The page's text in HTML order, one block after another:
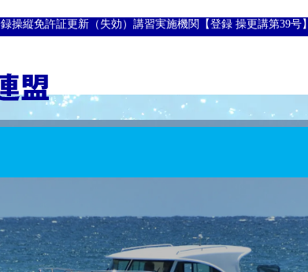
操縦免許証更新（失効）講習実施機関【登録 操更講第39号】